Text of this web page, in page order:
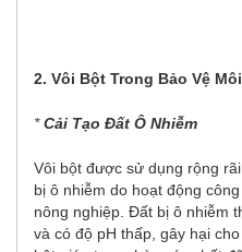
2. Vôi Bột Trong Bảo Vệ
*Cải Tạo Đất Ô Nhiễm
Vôi bột được sử dụng rộng
bị ô nhiễm do hoạt động
nông nghiệp. Đất bị ô nhiễm
và có độ pH thấp, gây hại